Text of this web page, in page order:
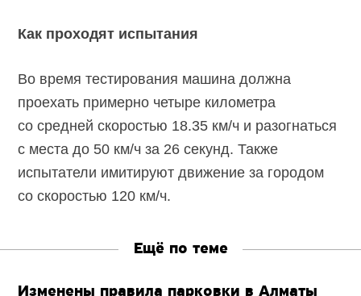
Как проходят испытания
Во время тестирования машина должна
проехать примерно четыре километра
со средней скоростью 18.35 км/ч и разогнаться
с места до 50 км/ч за 26 секунд. Также
испытатели имитируют движение за городом
со скоростью 120 км/ч.
Ещё по теме
Изменены правила парковки в Алматы